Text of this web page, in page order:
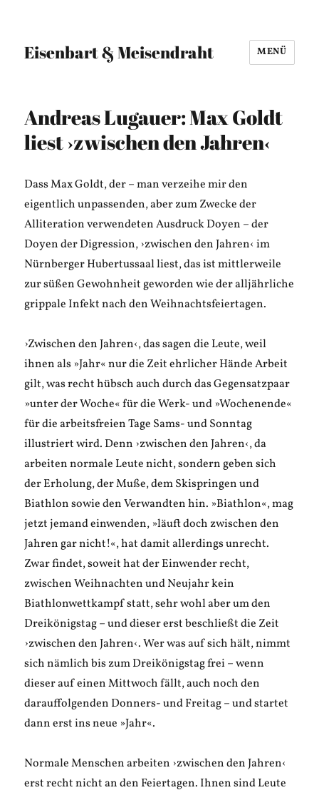
Eisenbart & Meisendraht MENÜ
Andreas Lugauer: Max Goldt
liest ›zwischen den Jahren‹
Dass Max Goldt, der – man verzeihe mir den
eigentlich unpassenden, aber zum Zwecke der
Alliteration verwendeten Ausdruck Doyen – der
Doyen der Digression, ›zwischen den Jahren‹ im
Nürnberger Hubertussaal liest, das ist mittlerweile
zur süßen Gewohnheit geworden wie der alljährliche
grippale Infekt nach den Weihnachtsfeiertagen.
›Zwischen den Jahren‹, das sagen die Leute, weil
ihnen als »Jahr« nur die Zeit ehrlicher Hände Arbeit
gilt, was recht hübsch auch durch das Gegensatzpaar
»unter der Woche« für die Werk- und »Wochenende«
für die arbeitsfreien Tage Sams- und Sonntag
illustriert wird. Denn ›zwischen den Jahren‹, da
arbeiten normale Leute nicht, sondern geben sich
der Erholung, der Muße, dem Skispringen und
Biathlon sowie den Verwandten hin. »Biathlon«, mag
jetzt jemand einwenden, »läuft doch zwischen den
Jahren gar nicht!«, hat damit allerdings unrecht.
Zwar findet, soweit hat der Einwender recht,
zwischen Weihnachten und Neujahr kein
Biathlonwettkampf statt, sehr wohl aber um den
Dreikönigstag – und dieser erst beschließt die Zeit
›zwischen den Jahren‹. Wer was auf sich hält, nimmt
sich nämlich bis zum Dreikönigstag frei – wenn
dieser auf einen Mittwoch fällt, auch noch den
darauffolgenden Donners- und Freitag – und startet
dann erst ins neue »Jahr«.
Normale Menschen arbeiten ›zwischen den Jahren‹
erst recht nicht an den Feiertagen. Ihnen sind Leute